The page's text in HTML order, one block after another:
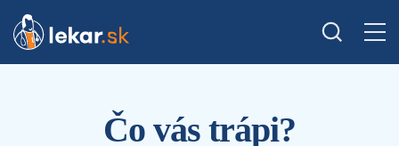
Čo vás trápi?